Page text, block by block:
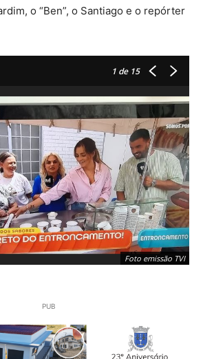
o “Ben”, o Santiago e o repórter
1 de 15
Foto emissão TVI
PUB